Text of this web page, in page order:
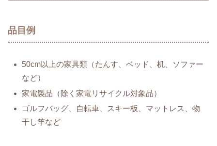
品目例
50cm以上の家具類（たんす、ベッド、机、ソファー
など）
家電製品（除く家電リサイクル対象品）
ゴルフバッグ、自転車、スキー板、マットレス、物
干し竿など